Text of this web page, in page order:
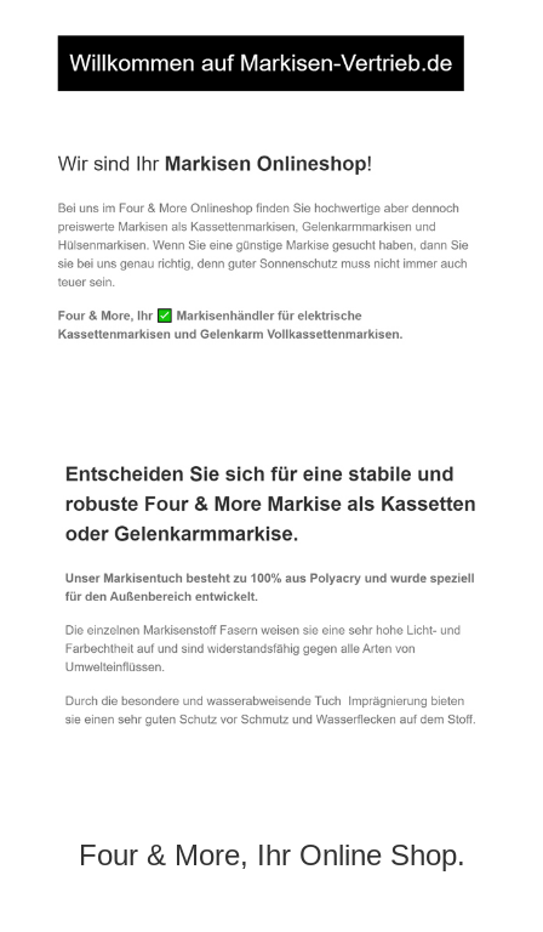
Four & More, Ihr Online Shop.